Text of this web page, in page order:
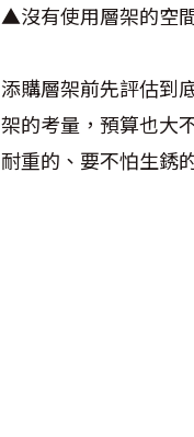
▲沒有使用層架的空
添購層架前先評估到
架的考量，預算也大
耐重的、要不怕生銹